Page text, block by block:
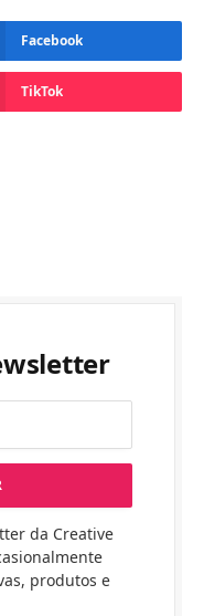
Facebook
TikTok
da Creative
produtos e